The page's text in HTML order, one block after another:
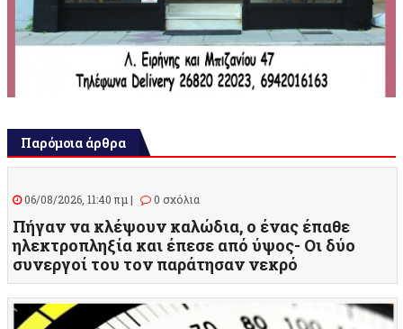
Παρόμοια άρθρα
06/08/2026, 11:40 πμ | 0 σχόλια
Πήγαν να κλέψουν καλώδια, ο ένας έπαθε
ηλεκτροπληξία και έπεσε από ύψος- Οι δύο
συνεργοί του τον παράτησαν νεκρό